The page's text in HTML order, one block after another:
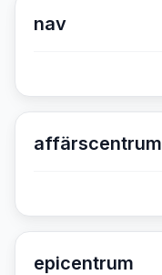
nav
affärscentrum
epicentrum